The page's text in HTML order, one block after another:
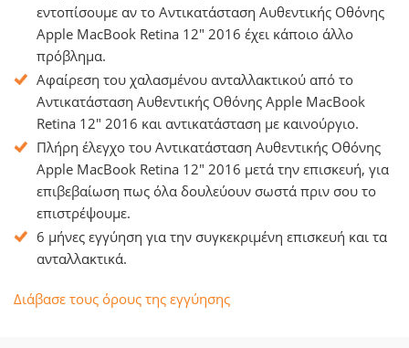
εντοπίσουμε αν το Αντικατάσταση Αυθεντικής Οθόνης
Apple MacBook Retina 12" 2016 έχει κάποιο άλλο
πρόβλημα.
Αφαίρεση του χαλασμένου ανταλλακτικού από το
Αντικατάσταση Αυθεντικής Οθόνης Apple MacBook
Retina 12" 2016 και αντικατάσταση με καινούργιο.
Πλήρη έλεγχο του Αντικατάσταση Αυθεντικής Οθόνης
Apple MacBook Retina 12" 2016 μετά την επισκευή, για
επιβεβαίωση πως όλα δουλεύουν σωστά πριν σου το
επιστρέψουμε.
6 μήνες εγγύηση για την συγκεκριμένη επισκευή και τα
ανταλλακτικά.
Διάβασε τους όρους της εγγύησης